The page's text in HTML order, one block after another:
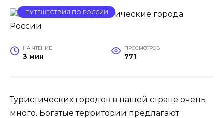
ПУТЕШЕСТВИЯ ПО РОССИИ
НА ЧТЕНИЕ
3 мин
ПРОСМОТРОВ
771
Туристических городов в нашей стране очень
много. Богатые территории предлагают